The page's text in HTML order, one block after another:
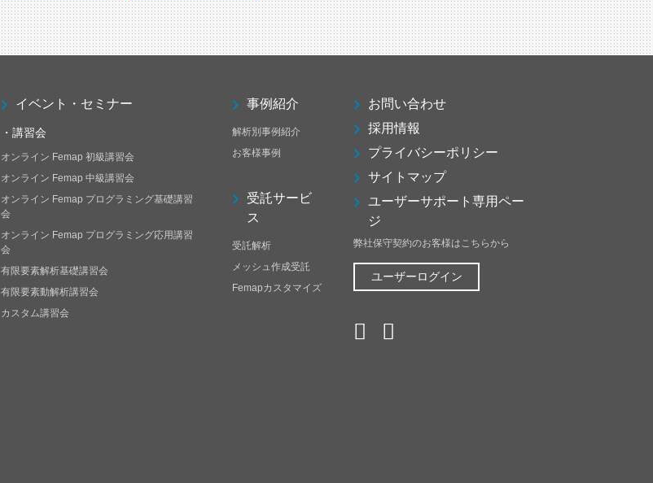
イベント・セミナー
・講習会
オンライン Femap 初級講習会
オンライン Femap 中級講習会
オンライン Femap プログラミング基礎講習
会
オンライン Femap プログラミング応用講習
会
有限要素解析基礎講習会
有限要素動解析講習会
カスタム講習会
事例紹介
解析別事例紹介
お客様事例
受託サービ
ス
受託解析
メッシュ作成受託
Femapカスタマイズ
お問い合わせ
採用情報
プライバシーポリシー
サイトマップ
ユーザーサポート専用ペー
ジ
弊社保守契約のお客様はこちらから
ユーザーログイン